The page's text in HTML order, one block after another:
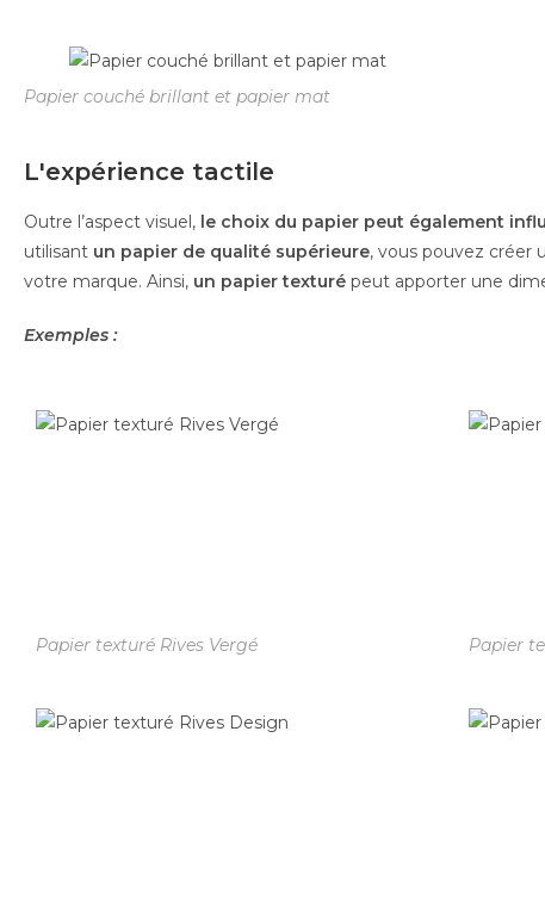
Papier couché brillant et papier mat
L'expérience tactile
Outre l’aspect visuel, le choix du papier peut également
utilisant un papier de qualité supérieure, vous pouvez créer
votre marque. Ainsi, un papier texturé peut apporter une
Exemples :
Papier texturé Rives Vergé Papier